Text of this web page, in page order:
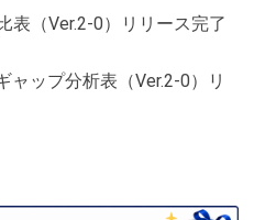
（Ver.2-0）リリース完了
ャップ分析表（Ver.2-0）リ